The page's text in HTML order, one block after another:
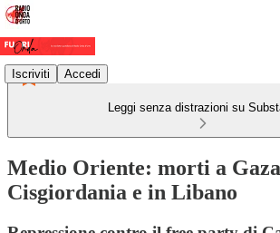
Iscriviti Accedi
Leggi senza distrazioni su
Medio Oriente: morti a
Cisgiordania e in Libano